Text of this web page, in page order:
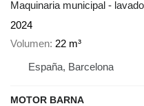
Maquinaria municipal -
2024
Volumen 22 m³
España, Barcelona
MOTOR BARNA